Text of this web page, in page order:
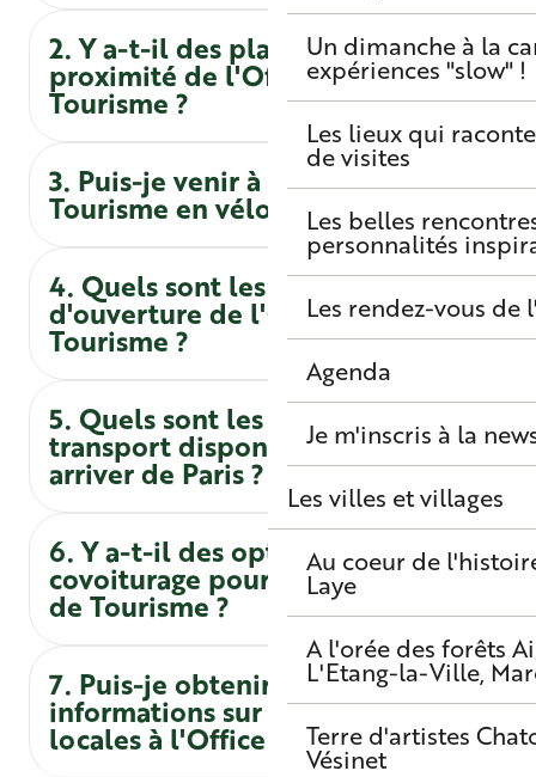
Un dimanche à la
expériences "slow" !
Les lieux qui
de visites
Les belles
personnalités
Les rendez-vous de
Agenda
Je m'inscris à la
Les villes et villages
Au coeur de
Laye
A l'orée des forêts
L'Etang-la-Ville,
Terre d'artistes
Vésinet
2. Y a-t-il des places de parking à
proximité de l'Office de
Tourisme ?
3. Puis-je venir à l'Office de
Tourisme en vélo ?
4. Quels sont les horaires
d'ouverture de l'Office de
Tourisme ?
5. Quels sont les moyens de
transport disponibles pour
arriver de Paris ?
6. Y a-t-il des options de
covoiturage pour venir à l'Office
de Tourisme ?
7. Puis-je obtenir un guide ou des
informations sur les attractions
locales à l'Office de Tourisme ?